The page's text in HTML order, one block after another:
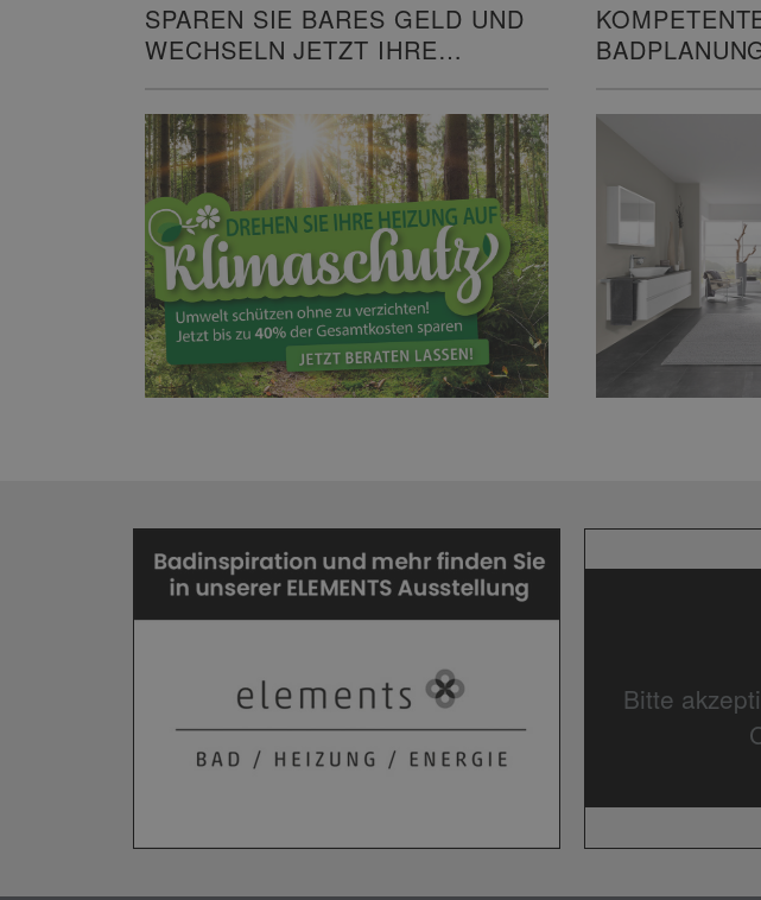
SPAREN SIE BARES GELD UND
WECHSELN JETZT IHRE
Bitte